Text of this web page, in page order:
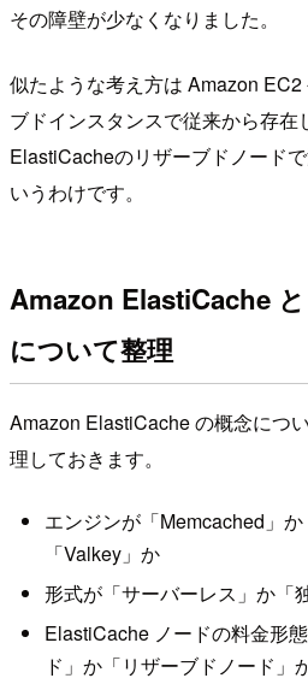
その障壁が少なくなりました。
似たような考え方は Amazon
ブドインスタンスで従来から存在
ElastiCacheのリザーブドノード
いうわけです。
Amazon ElastiCache
について整理
Amazon ElastiCache の概念につ
理しておきます。
エンジンが「Memcached」
「Valkey」か
形式が「サーバーレス」か「
ElastiCache ノードの料金形
ド」か「リザーブドノード」